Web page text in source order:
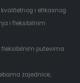
i efikasnog
i fleksibilnim
fleksibilnim putevima
zajednice,